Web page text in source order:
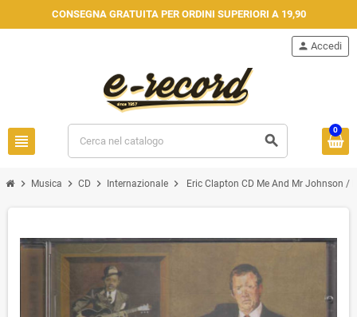
CONSEGNA GRATUITA PER ORDINI SUPERIORI A 19,90
view_headline search
person Accedi
0
chevron_right Musica chevron_right CD chevron_right Internazionale chevron_right Eric Clapton CD Me And Mr Johnson /